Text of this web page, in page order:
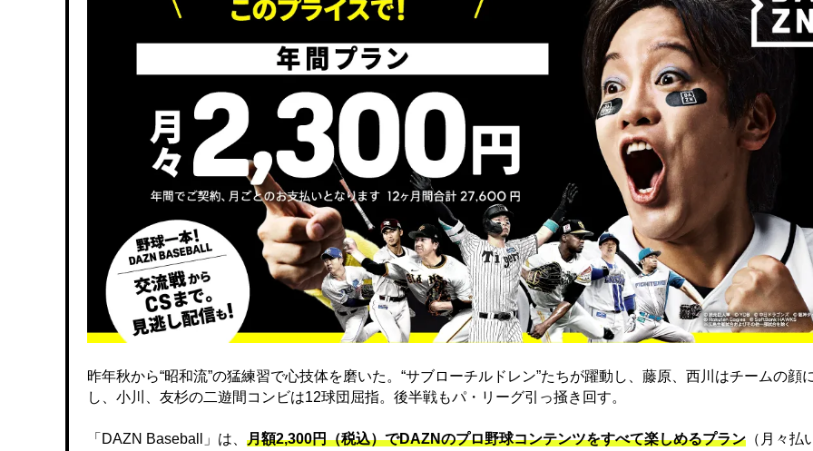
昨年秋から“昭和流”の猛練習で心技体を磨いた。“サブローチルドレン”たちが躍動し、藤原、西川はチームの顔
し、小川、友杉の二遊間コンビは12球団屈指。後半戦もパ・リーグ引っ掻き回す。
「DAZN Baseball」は、 月額2,300円（税込）でDAZNのプロ野球コンテンツをすべて楽しめるプラン （月々払